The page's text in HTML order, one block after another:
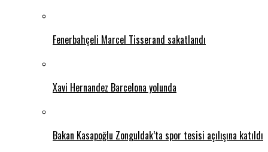
Fenerbahçeli Marcel Tisserand sakatlandı
Xavi Hernandez Barcelona yolunda
Bakan Kasapoğlu Zonguldak’ta spor tesisi açılışına katıldı